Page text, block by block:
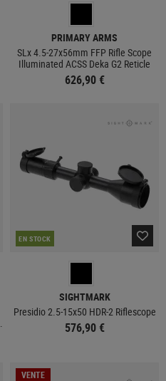
PRIMARY ARMS
SLx 4.5-27x56mm FFP Rifle Scope
Illuminated ACSS Deka G2 Reticle
626,90 €
EN STOCK
SIGHTMARK
Presidio 2.5-15x50 HDR-2 Riflescope
576,90 €
VENTE